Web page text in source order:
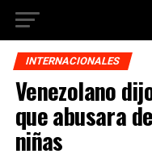
INTERNACIONALES
Venezolano
que abusara
niñas